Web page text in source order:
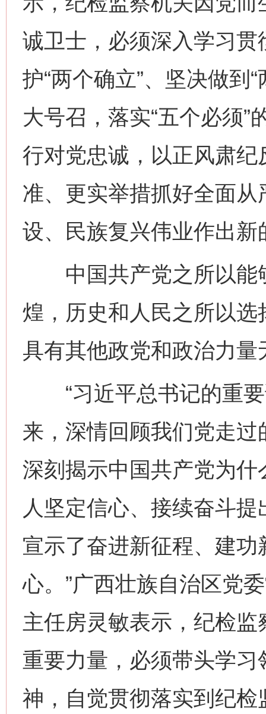
诚卫士，必须深入学习
护“两个确立”、坚决做到
大号召，落实“五个必须
行对党忠诚，以正风肃
准、更实举措抓好全面
设、民族复兴伟业作出新
中国共产党之所以能
煌，历史和人民之所以
具有其他政党和政治力
“习近平总书记的重要
来，深情回顾我们党走
深刻揭示中国共产党为
人坚定信心、接续奋斗提
宣示了奋进新征程、建
心。”广西壮族自治区党
主任房灵敏表示，纪检
重要力量，必须带头学
神，自觉贯彻落实到纪